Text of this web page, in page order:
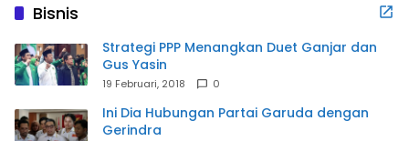
Bisnis
Strategi PPP Menangkan Duet Ganjar dan
Gus Yasin
19 Februari, 2018 0
Ini Dia Hubungan Partai Garuda dengan
Gerindra